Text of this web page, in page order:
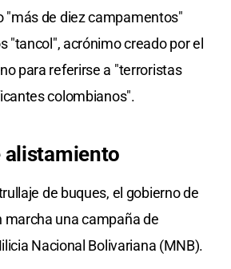
"más de diez campamentos"
"tancol", acrónimo creado por el
para referirse a "terroristas
colombianos".
alistamiento
de buques, el gobierno de
marcha una campaña de
Nacional Bolivariana (MNB).